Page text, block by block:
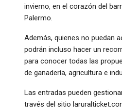
invierno, en el corazón del
Palermo.
Además, quienes no puedan
podrán incluso hacer un
para conocer todas las
de ganadería, agricultura e
Las entradas pueden
través del sitio